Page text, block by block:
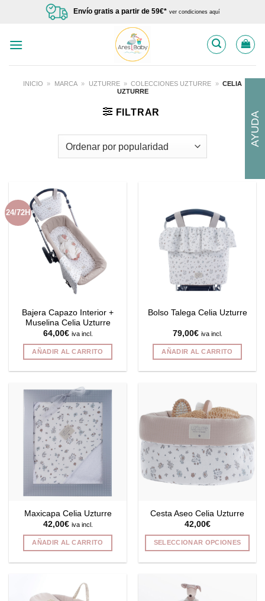
Envío gratis a partir de 59€* ver condiciones aquí
INICIO » MARCA » UZTURRE » COLECCIONES UZTURRE » CELIA
UZTURRE
FILTRAR
24/72H
Bajera Capazo Interior +
Muselina Celia Uzturre
64,00€ iva incl.
AÑADIR AL CARRITO
Bolso Talega Celia Uzturre
79,00€ iva incl.
AÑADIR AL CARRITO
Maxicapa Celia Uzturre
42,00€ iva incl.
AÑADIR AL CARRITO
Cesta Aseo Celia Uzturre
42,00€
SELECCIONAR OPCIONES
múltiples
AYUDA